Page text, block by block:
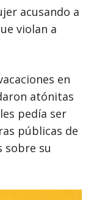
acusando a
violan a
en
atónitas
pedía ser
públicas de
sobre su